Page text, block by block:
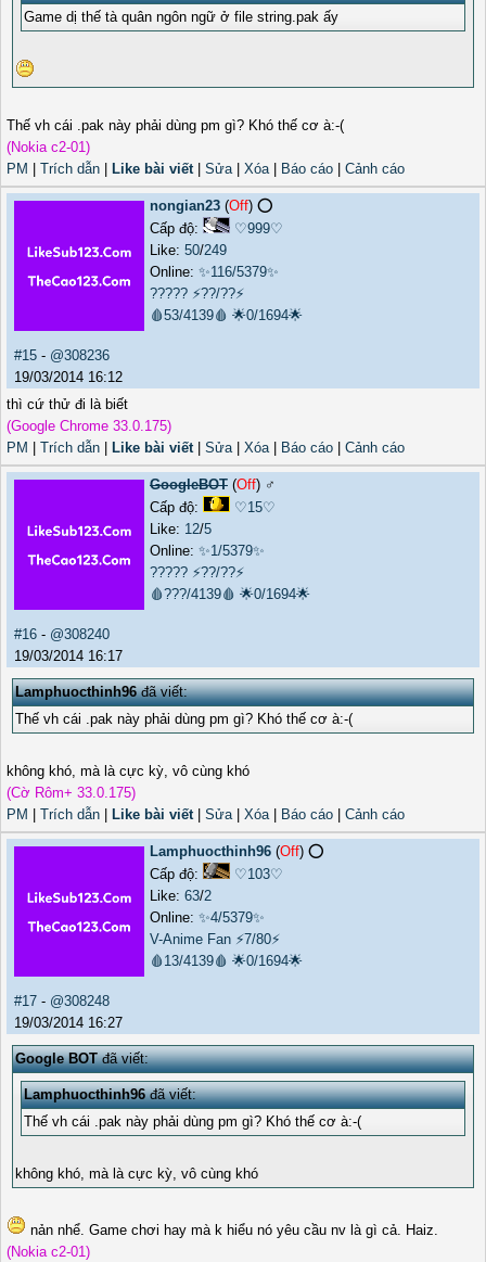
Game dị thế tà quân ngôn ngữ ở file string.pak ấy
Thế vh cái .pak này phải dùng pm gì? Khó thế cơ à:-(
(Nokia c2-01)
PM
Trích dẫn Like bài viết| Sửa| Xóa| Báo cáo Cảnh cáo
nongian23 (Off) ⭕️
Cấp độ:
♡999♡
Like: 50/249
Online: ✨116/5379✨
????? ⚡??/??⚡
🩸53/4139🩸 🌟0/1694🌟
#15 - @308236
19/03/2014 16:12
thì cứ thử đi là biết
(Google Chrome 33.0.175)
PM
Trích dẫn Like bài viết| Sửa| Xóa| Báo cáo Cảnh cáo
GoogleBOT (Off) ♂️
Cấp độ:
♡15♡
Like: 12/5
Online: ✨1/5379✨
????? ⚡??/??⚡
🩸???/4139🩸 🌟0/1694🌟
#16 - @308240
19/03/2014 16:17
Lamphuocthinh96đã viết:
Thế vh cái .pak này phải dùng pm gì? Khó thế cơ à:-(
không khó, mà là cực kỳ, vô cùng khó
(Cờ Rôm+ 33.0.175)
PM
Trích dẫn Like bài viết| Sửa| Xóa| Báo cáo Cảnh cáo
Lamphuocthinh96 (Off) ⭕️
Cấp độ:
♡103♡
Like: 63/2
Online: ✨4/5379✨
V-Anime Fan ⚡7/80⚡
🩸13/4139🩸 🌟0/1694🌟
#17 - @308248
19/03/2014 16:27
Google BOTđã viết:
Lamphuocthinh96đã viết:
Thế vh cái .pak này phải dùng pm gì? Khó thế cơ à:-(
không khó, mà là cực kỳ, vô cùng khó
nản nhể. Game chơi hay mà k hiểu nó yêu cầu nv là gì cả. Haiz.
(Nokia c2-01)